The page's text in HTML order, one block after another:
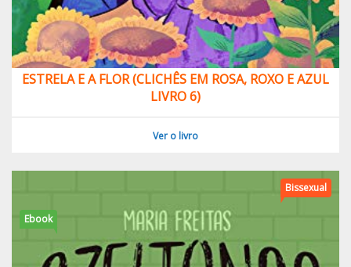
ESTRELA E A FLOR (CLICHÊS EM ROSA, ROXO E AZUL
LIVRO 6)
Ver o livro
Ebook
Bissexual